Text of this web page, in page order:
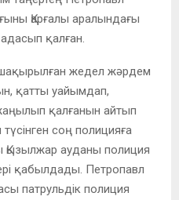
Қарғалы аралындағы
қалған.
жедел жәрдем
қатты уайымдап,
қалғанын айтып
түсінген соң полицияға
Қызылжар ауданы полиция
қабылдады. Петропавл
патрульдік полиция